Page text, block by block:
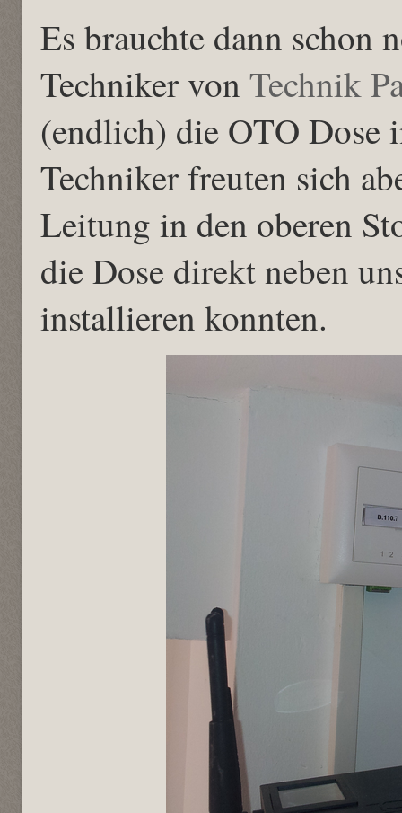
Es brauchte dann schon
Techniker von Technik
(endlich) die OTO Dose
Techniker freuten sich
Leitung in den oberen
die Dose direkt neben
installieren konnten.